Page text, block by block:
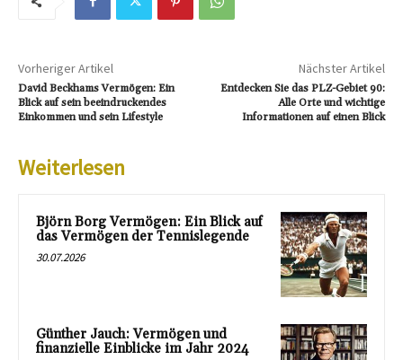
Vorheriger Artikel
David Beckhams Vermögen: Ein
Blick auf sein beeindruckendes
Einkommen und sein Lifestyle
Nächster Artikel
Entdecken Sie das PLZ-Gebiet 90:
Alle Orte und wichtige
Informationen auf einen Blick
Weiterlesen
Björn Borg Vermögen: Ein Blick auf
das Vermögen der Tennislegende
30.07.2026
Günther Jauch: Vermögen und
finanzielle Einblicke im Jahr 2024